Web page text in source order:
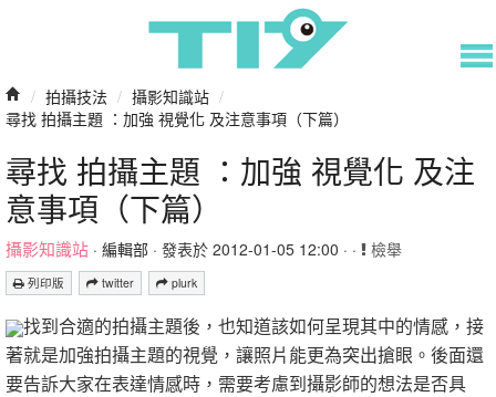
/ 拍攝技法 / 攝影知識站 /
尋找 拍攝主題 ：加強 視覺化 及注意事項（下篇）
尋找 拍攝主題 ：加強 視覺化 及注
意事項（下篇）
攝影知識站 · 編輯部 · 發表於 2012-01-05 12:00 · · 檢舉
列印版 twitter plurk
找到合適的拍攝主題後，也知道該如何呈現其中的情感，接
著就是加強拍攝主題的視覺，讓照片能更為突出搶眼。後面還
要告訴大家在表達情感時，需要考慮到攝影師的想法是否具